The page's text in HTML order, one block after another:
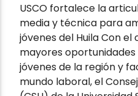
USCO fortalece la
media y técnica para
jóvenes del Huila Con
mayores
jóvenes de la región y
mundo laboral, el